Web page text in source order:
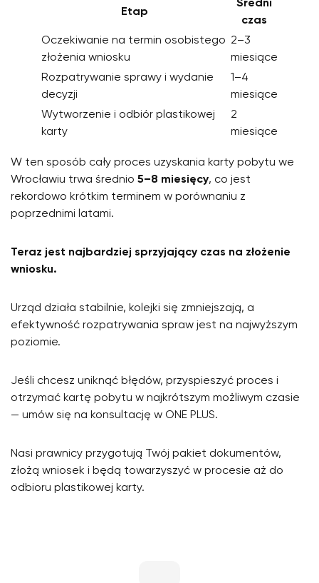
Etap
Średni
czas
Oczekiwanie na termin osobistego
złożenia wniosku
2–3
miesiące
Rozpatrywanie sprawy i wydanie
decyzji
1–4
miesiące
Wytworzenie i odbiór plastikowej
karty
2
miesiące
W ten sposób cały proces uzyskania karty pobytu we
Wrocławiu trwa średnio 5–8 miesięcy, co jest
rekordowo krótkim terminem w porównaniu z
poprzednimi latami.
Teraz jest najbardziej sprzyjający czas na złożenie
wniosku.
Urząd działa stabilnie, kolejki się zmniejszają, a
efektywność rozpatrywania spraw jest na najwyższym
poziomie.
Jeśli chcesz uniknąć błędów, przyspieszyć proces i
otrzymać kartę pobytu w najkrótszym możliwym czasie
— umów się na konsultację w ONE PLUS.
Nasi prawnicy przygotują Twój pakiet dokumentów,
złożą wniosek i będą towarzyszyć w procesie aż do
odbioru plastikowej karty.